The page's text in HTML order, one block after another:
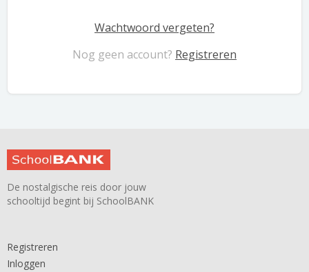
Wachtwoord vergeten?
Nog geen account? Registreren
De nostalgische reis door jouw
schooltijd begint bij SchoolBANK
Registreren
Inloggen